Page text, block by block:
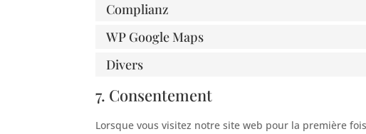
Complianz
WP Google Maps
Divers
7. Consentement
Lorsque vous visitez notre site web pour la première